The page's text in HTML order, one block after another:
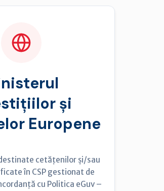
și
Europene
cetățenilor și/sau
în CSP gestionat de
cu Politica eGuv –